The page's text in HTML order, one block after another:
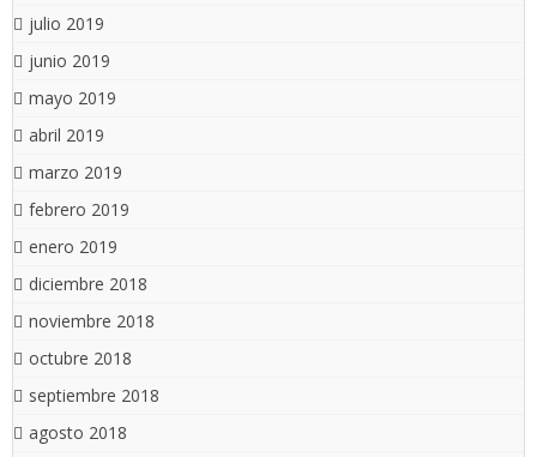
julio 2019
junio 2019
mayo 2019
abril 2019
marzo 2019
febrero 2019
enero 2019
diciembre 2018
noviembre 2018
octubre 2018
septiembre 2018
agosto 2018